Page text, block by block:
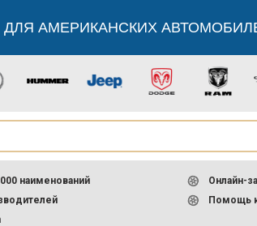
ДЛЯ АМЕРИКАНСКИХ
наименований
Онлайн-
Помощь